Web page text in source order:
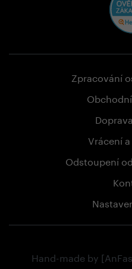
Zpracování
Vrácení
Odstoupení
Hand-made by